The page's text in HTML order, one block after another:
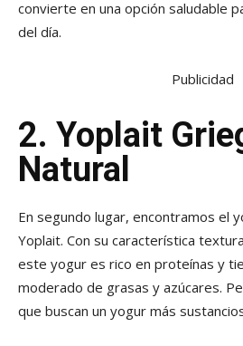
convierte en una opción saludable
del día.
Publicidad
2. Yoplait
Natural
En segundo lugar, encontramos el
Yoplait. Con su característica
este yogur es rico en proteínas y
moderado de grasas y azúcares.
que buscan un yogur más